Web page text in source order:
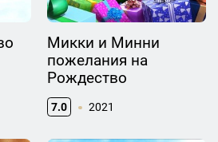
Микки и Минни
пожелания на
Рождество
7.0 2021